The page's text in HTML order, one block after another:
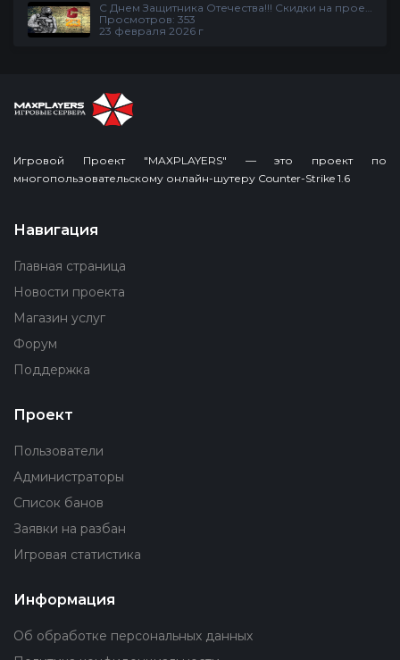
С Днем Защитника Отечества!!! Скидки на проекте
Просмотров: 353
23 февраля 2026 г
Игровой Проект "MAXPLAYERS" — это проект по
многопользовательскому онлайн-шутеру Counter-Strike 1.6
Навигация
Главная страница
Новости проекта
Магазин услуг
Форум
Поддержка
Проект
Пользователи
Администраторы
Список банов
Заявки на разбан
Игровая статистика
Информация
Об обработке персональных данных